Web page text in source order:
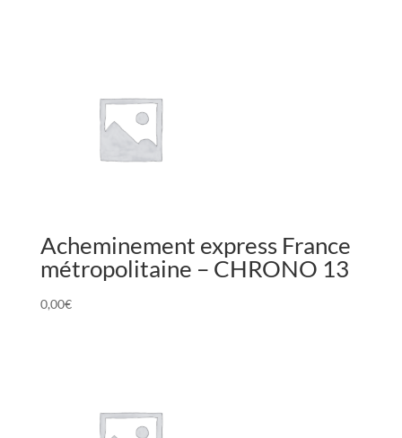
Acheminement express France
métropolitaine – CHRONO 13
0,00€